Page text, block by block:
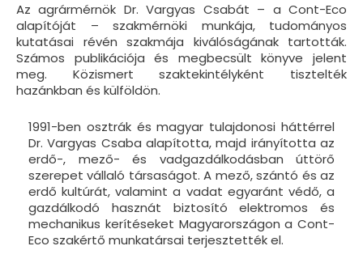
Az agrármérnök Dr. Vargyas Csabát – a Cont-Eco
alapítóját – szakmérnöki munkája, tudományos
kutatásai révén szakmája kiválóságának tartották.
Számos publikációja és megbecsült könyve jelent
meg. Közismert szaktekintélyként tisztelték
hazánkban és külföldön.
1991-ben osztrák és magyar tulajdonosi háttérrel
Dr. Vargyas Csaba alapította, majd irányította az
erdő-, mező- és vadgazdálkodásban úttörő
szerepet vállaló társaságot. A mező, szántó és az
erdő kultúrát, valamint a vadat egyaránt védő, a
gazdálkodó hasznát biztosító elektromos és
mechanikus kerítéseket Magyarországon a Cont-
Eco szakértő munkatársai terjesztették el.